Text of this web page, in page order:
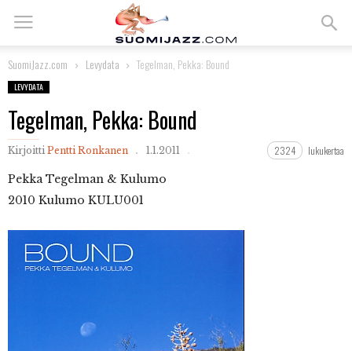
SuomiJazz.com Levydata Tegelman, Pekka: Bound
LEVYDATA
Tegelman, Pekka: Bound
Kirjoitti Pentti Ronkanen 1.1.2011 2324 lukukertaa
PekkaTegelman & Kulumo
2010 Kulumo KULU001